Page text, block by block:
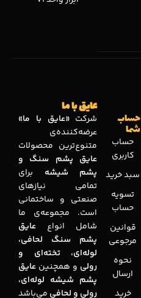
حساب
شما
حساب
کاربری
سبد خرید
تسویه
حساب
قوانین
مرجوعی
نحوه
ارسال
خرید
عایق با ما
شرکت«عایق با ما»
عرضه‌کننده‌ی
متنوع‌ترین محصولات
عایق پشم سنگ و
پشم شیشه برای
تمامی نیازهای
صنعتی و ساختمانی
است. مجموعه‌ی ما
شامل انواع عایق
پشم سنگ لحافی،
لوله‌ای، تخته‌ای و
رولی و همچنین عایق
پشم شیشه لوله‌ای،
رولی و لحافی می‌باشد